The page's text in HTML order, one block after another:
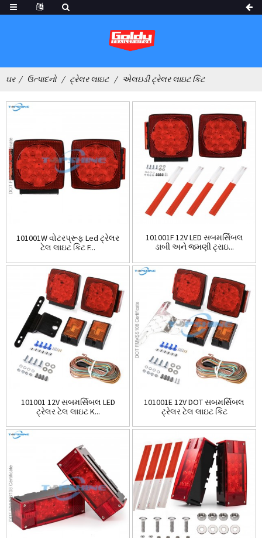
ઘર ઉત્પાદનો ટ્રેલર લાઇટ એલઇડી ટ્રેલર લાઇટ કિટ
101001W વોટરપ્રૂફ Led ટ્રેલર
ટેલ લાઇટ કિટ F...
101001F 12V LED સબમર્સિબલ
ડાબી અને જમણી ટ્રાઇ...
101001 12V સબમર્સિબલ LED
ટ્રેલર ટેલ લાઇટ K...
101001E 12V DOT સબમર્સિબલ
ટ્રેલર ટેલ લાઇટ કિટ